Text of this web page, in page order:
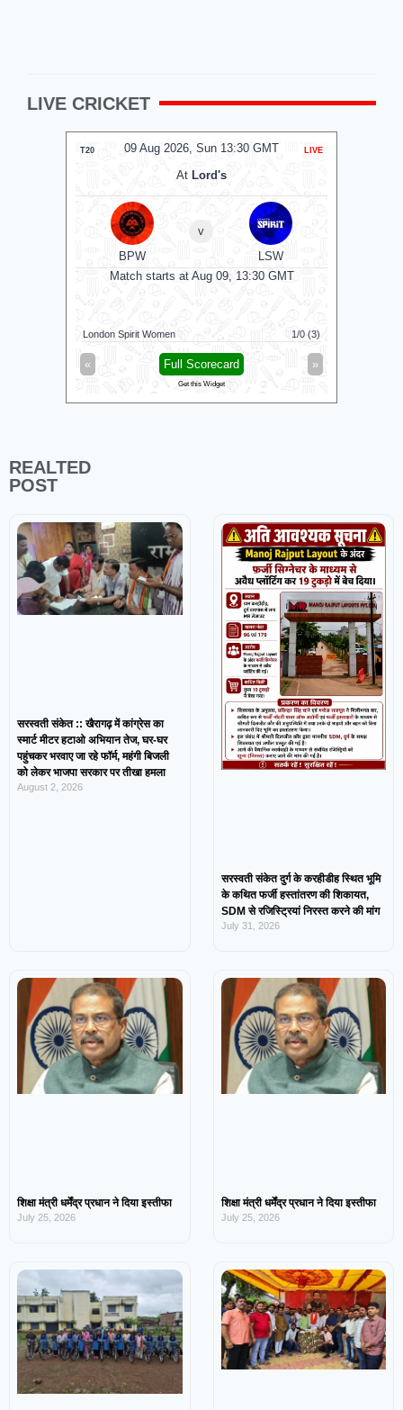
LIVE CRICKET
09 Aug 2026, Sun 13:30 GMT
T20 LIVE
At Lord's
BPW
v
LSW
Match starts at Aug 09, 13:30 GMT
London Spirit Women 1/0 (3)
« »
Full Scorecard
Get this Widget
REALTED
POST
सरस्वती संकेत :: खैरागढ़ में कांग्रेस का
स्मार्ट मीटर हटाओ अभियान तेज, घर-घर
पहुंचकर भरवाए जा रहे फॉर्म, महंगी बिजली
को लेकर भाजपा सरकार पर तीखा हमला
August 2, 2026
सरस्वती संकेत दुर्ग के करहीडीह स्थित भूमि
के कथित फर्जी हस्तांतरण की शिकायत,
SDM से रजिस्ट्रियां निरस्त करने की मांग
July 31, 2026
शिक्षा मंत्री धर्मेंद्र प्रधान ने दिया इस्तीफा
July 25, 2026
शिक्षा मंत्री धर्मेंद्र प्रधान ने दिया इस्तीफा
July 25, 2026